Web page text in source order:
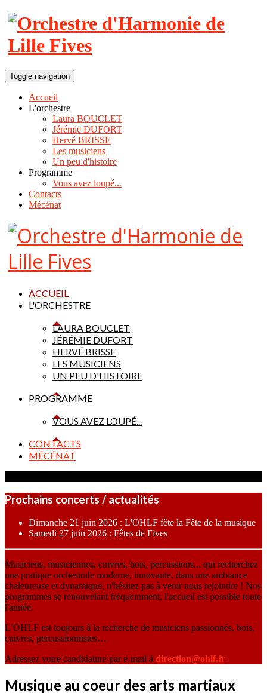
Toggle navigation
Accueil
L'orchestre
Laura BOUCLET
Jérémie DUFORT
Hervé BRISSE
Les musiciens
Un peu d'histoire
Programme
Vous avez loupé...
Contacts
Mécénat
ACCUEIL
L'ORCHESTRE
LAURA BOUCLET
JÉRÉMIE DUFORT
HERVÉ BRISSE
LES MUSICIENS
UN PEU D'HISTOIRE
PROGRAMME
VOUS AVEZ LOUPÉ...
CONTACTS
MÉCÉNAT
Prochains concerts / actualités
Dimanche 21 juin 2026 : L'OHLF fête la Fête de la musique
Samedi 27 juin 2026 : Fêtes de Fives
Musiciens, musiciennes, cuivres, bois, percussions... qui recherchez
une pratique orchestrale moderne, innovante, dans une ambiance
chaleureuse et dynamique, n'hésitez pas à venir nous rejoindre ! Nos
programmes se renouvelant fréquemment, l'accueil est possible toute
l'année.
L’OHLF est toujours à la recherche de musiciens passionnés, bois,
cuivres, percussionnistes…
Adressez votre candidature par e-mail à direction@ohlf.fr
Musique au coeur des arts martiaux